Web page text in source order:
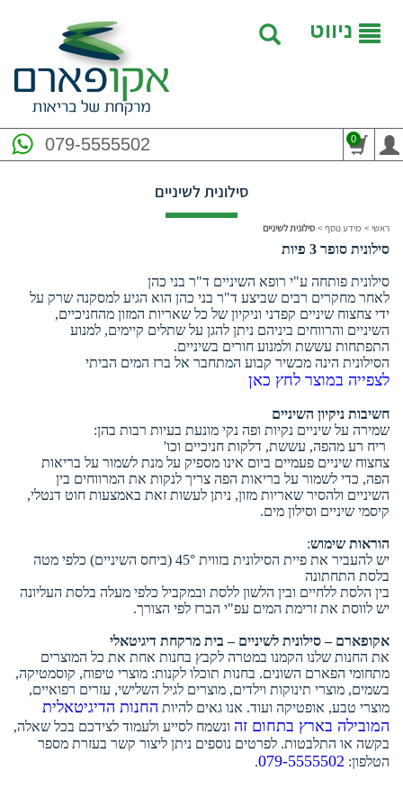
ניווט
079-5555502 0
סילונית לשיניים
ראשי > מידע נוסף > סילונית לשיניים
סילונית סופר 3 פיות
סילונית פותחה ע"י רופא השיניים ד"ר בני כהן
לאחר מחקרים רבים שביצע ד"ר בני כהן הוא הגיע למסקנה שרק על
ידי צחצוח שיניים קפדני וניקיון של כל שאריות המזון מהחניכיים,
השיניים והרווחים ביניהם ניתן להגן על שתלים קיימים, למנוע
התפתחות עששת ולמנוע חורים בשיניים.
הסילונית הינה מכשיר קבוע המתחבר אל ברז המים הביתי
לצפייה במוצר לחץ כאן
חשיבות ניקיון השיניים
שמירה על שיניים נקיות ופה נקי מונעת בעיות רבות בהן:
ריח רע מהפה, עששת, דלקות חניכיים וכו'
צחצוח שיניים פעמיים ביום אינו מספיק על מנת לשמור על בריאות
הפה, כדי לשמור על בריאות הפה צריך לנקות את המרווחים בין
השיניים ולהסיר שאריות מזון, ניתן לעשות זאת באמצעות חוט דנטלי,
קיסמי שיניים וסילון מים.
הוראות שימוש:
יש להעביר את פיית הסילונית בזווית 45° (ביחס השיניים) כלפי מטה
בלסת התחתונה
בין הלסת ללחיים ובין הלשון ללסת ובמקביל כלפי מעלה בלסת העליונה
יש לווסת את זרימת המים עפ"י הברז לפי הצורך.
אקופארם – סילונית לשיניים – בית מרקחת דיגיטאלי
את החנות שלנו הקמנו במטרה לקבץ בחנות אחת את כל המוצרים
מתחומי הפארם השונים. בחנות תוכלו לקנות: מוצרי טיפוח, קוסמטיקה,
בשמים, מוצרי תינוקות וילדים, מוצרים לגיל השלישי, עזרים רפואיים,
מוצרי טבע, אופטיקה ועוד. אנו גאים להיות החנות הדיגיטאלית
המובילה בארץ בתחום זה ונשמח לסייע ולעמוד לצידכם בכל שאלה,
בקשה או התלבטות. לפרטים נוספים ניתן ליצור קשר בעזרת מספר
הטלפון: 079-5555502
.